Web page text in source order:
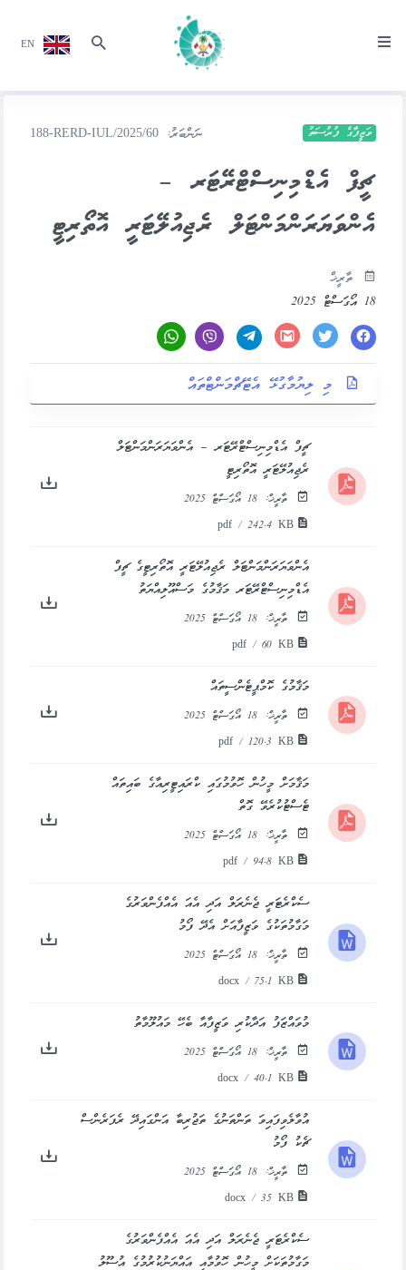
EN
ވަޒީފާގެ ފުރުސަތު ނަންބަރު: 188-RERD-IUL/2025/60
ޗީފް އެޑްމިނިސްޓްރޭޓަރ –
އެންވަޔަރަންމަންޓަލް ރެޖިއުލޭޓަރީ އޮތޯރިޓީ
ތާރީޚް
18 އޯގަސްޓް 2025
މި ލިޔުމާގުޅޭ އެޓޭޗްމަންޓްތައް
ޗީފް އެޑްމިނިސްޓްރޭޓަރ – އެންވަޔަރަންމަންޓަލް
ރެޖިއުލޭޓަރީ އޮތޯރިޓީ
ތާރީޚް:
18 އޯގަސްޓް 2025
pdf / 242.4 KB
އެންވަޔަރަންމަންޓަލް ރެޖިއުލޭޓަރީ އޮތޯރިޓީގެ ޗީފް
އެޑްމިނިސްޓްރޭޓަރ މަޤާމުގެ މަސްއޫލިއްޔަތު
ތާރީޚް:
18 އޯގަސްޓް 2025
pdf / 60 KB
މަޤާމުގެ ކޮމްޕީޓެންސީތައް
ތާރީޚް:
18 އޯގަސްޓް 2025
pdf / 120.3 KB
މަޤާމަށް މީހުން ހޮވުމުގައި ކްރައިޓީރިއާގެ ބައިތައް
ޓެސްޓުކުރެވޭ ގޮތް
ތާރީޚް:
18 އޯގަސްޓް 2025
pdf / 94.8 KB
ސެކްރެޓަރީ ޖެނެރަލް އަދި އެއަ އެއްފެންވަރުގެ
މަގާމުތަކުގެ ވަޒީފާއަށް އެދޭ ފޯމު
ތާރީޚް:
18 އޯގަސްޓް 2025
docx / 75.1 KB
މުވައްޒަފު އަދާކުރި ވަޒީފާއާ ބެހޭ މައުލޫމާތު
ތާރީޚް:
18 އޯގަސްޓް 2025
docx / 40.1 KB
އުވާލެވިފައިވަ ތަންތަނުގެ ތަޖުރިބާ އަންގައިދޭ ރެފަރެންސް
ޗެކު ފޯމު
ތާރީޚް:
18 އޯގަސްޓް 2025
docx / 35 KB
ސެކްރެޓަރީ ޖެނެރަލް އަދި އެއަ އެއްފެންވަރުގެ
މަގާމުތަކަށް މީހުން ހޮވުމާއި އައްޔަނުކުރުމުގެ އުސޫލު